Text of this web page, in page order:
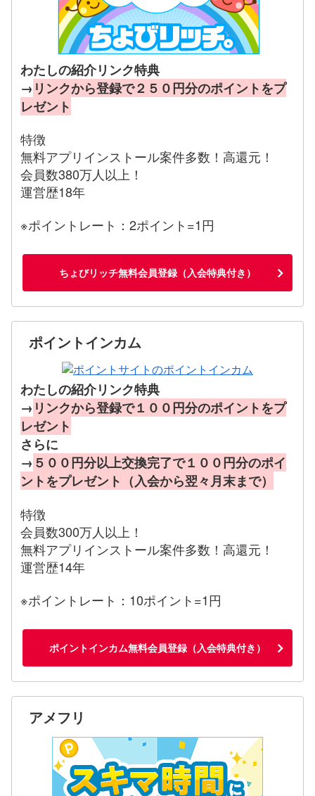
わたしの紹介リンク特典
→ リンクから登録で２５０円分のポイントをプ
レゼント
特徴
無料アプリインストール案件多数！高還元！
会員数380万人以上！
運営歴18年
※ポイントレート：2ポイント=1円
ちょびリッチ無料会員登録（入会特典付き）
ポイントインカム
わたしの紹介リンク特典
→ リンクから登録で１００円分のポイントをプ
レゼント
さらに
→ ５００円分以上交換完了で１００円分のポイ
ントをプレゼント（入会から翌々月末まで）
特徴
会員数300万人以上！
無料アプリインストール案件多数！高還元！
運営歴14年
※ポイントレート：10ポイント=1円
ポイントインカム無料会員登録（入会特典付き）
アメフリ